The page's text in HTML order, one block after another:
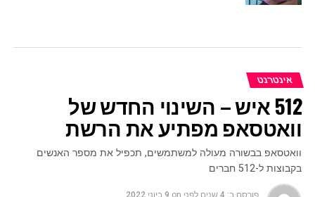
אינטרנט
512 איש – השינוי החדש של
וואטסאפ מפתיע את הרשת
וואטסאפ בבשורה מעולה למשתמשים, תכפיל את מספר האנשים
בקבוצות ל-512 חברים